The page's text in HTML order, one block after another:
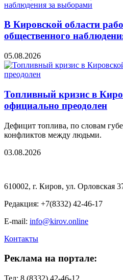
В Кировской области
общественного
05.08.2026
Топливный кризис в
официально преодолен
Дефицит топлива, по словам
конфликтов между людьми.
03.08.2026
610002, г. Киров, ул. Орловская
Редакция: +7(8332) 42-46-17
E-mail: info@kirov.online
Контакты
Реклама на портале:
Тел: 8 (8332) 42-46-12